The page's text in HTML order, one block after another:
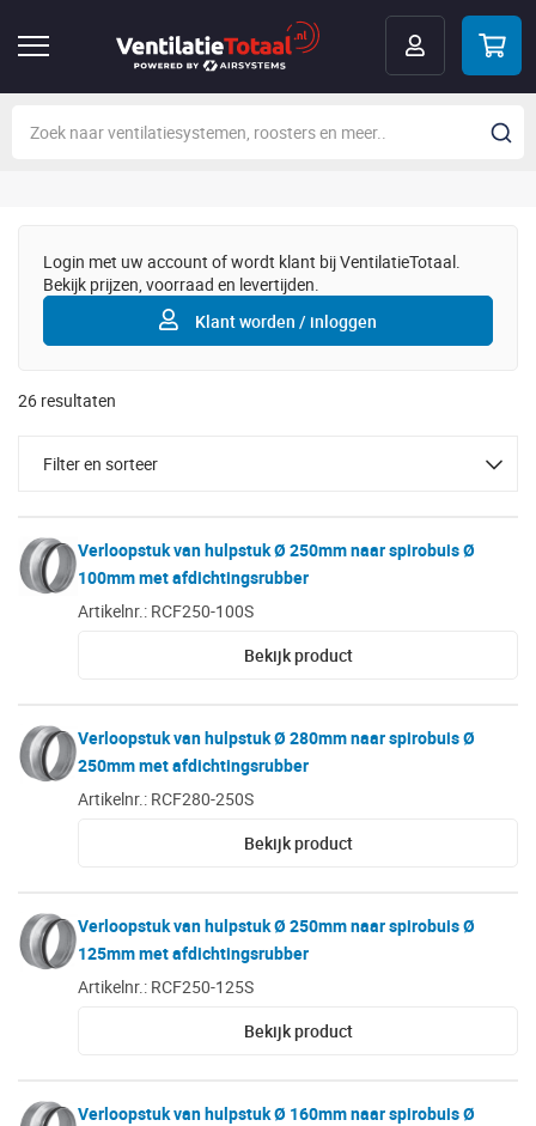
Login met uw account of wordt klant bij VentilatieTotaal.
Bekijk prijzen, voorraad en levertijden.
Klant worden / inloggen
26 resultaten
Filter en sorteer
Verloopstuk van hulpstuk Ø 250mm naar spirobuis Ø
100mm met afdichtingsrubber
Artikelnr.: RCF250-100S
Bekijk product
Verloopstuk van hulpstuk Ø 280mm naar spirobuis Ø
250mm met afdichtingsrubber
Artikelnr.: RCF280-250S
Bekijk product
Verloopstuk van hulpstuk Ø 250mm naar spirobuis Ø
125mm met afdichtingsrubber
Artikelnr.: RCF250-125S
Bekijk product
Verloopstuk van hulpstuk Ø 160mm naar spirobuis Ø